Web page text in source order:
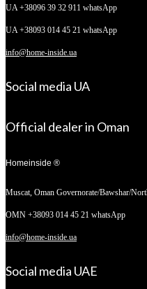
UA +38096 39 32 911 whatsApp
UA +38093 014 45 21 whatsApp
info@home-inside.ua
Social media UA
Official dealer in Oman
Homeinside ®
Muscat, Oman Governorate/Bawshar/
OMN +38093 014 45 21 whatsApp
info@home-inside.ua
Social media UAE